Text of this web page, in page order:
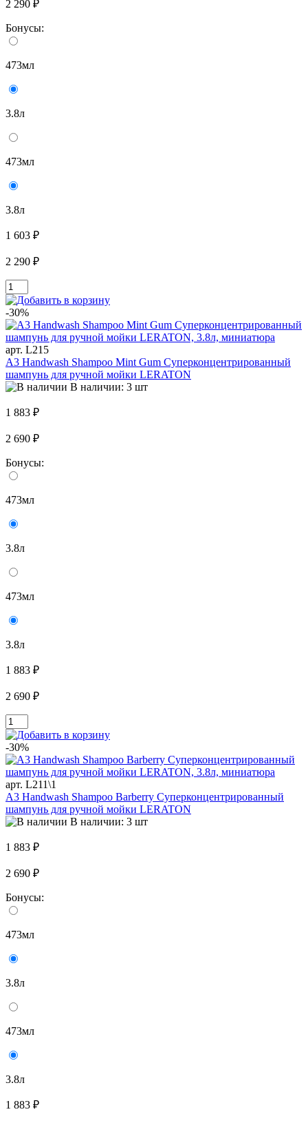
2 290 ₽
Бонусы:
473мл
3.8л
473мл
3.8л
1 603 ₽
2 290 ₽
-30%
арт. L215
A3 Handwash Shampoo Mint Gum Суперконцентрированный
шампунь для ручной мойки LERATON
В наличии: 3 шт
1 883 ₽
2 690 ₽
Бонусы:
473мл
3.8л
473мл
3.8л
1 883 ₽
2 690 ₽
-30%
арт. L211\1
A3 Handwash Shampoo Barberry Суперконцентрированный
шампунь для ручной мойки LERATON
В наличии: 3 шт
1 883 ₽
2 690 ₽
Бонусы:
473мл
3.8л
473мл
3.8л
1 883 ₽